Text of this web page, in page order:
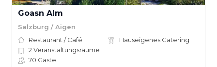
Goasn Alm
Salzburg / Aigen
Restaurant / Café
Hauseigenes Catering
2 Veranstaltungsräume
70 Gäste